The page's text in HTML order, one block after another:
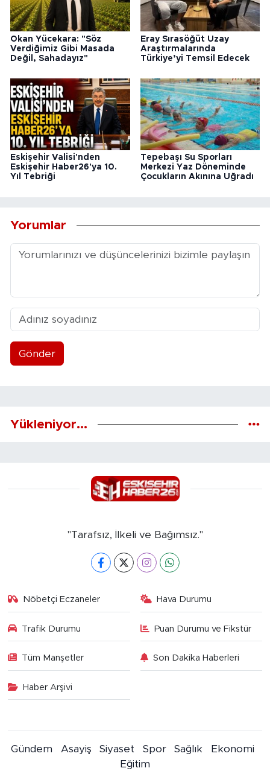
Okan Yücekara: "Söz
Verdiğimiz Gibi Masada
Değil, Sahadayız"
Eray Sırasöğüt Uzay
Araştırmalarında
Türkiye’yi Temsil Edecek
Eskişehir Valisi'nden
Eskişehir Haber26'ya 10.
Yıl Tebriği
Tepebaşı Su Sporları
Merkezi Yaz Döneminde
Çocukların Akınına Uğradı
Yorumlar
Gönder
Yükleniyor...
"Tarafsız, İlkeli ve Bağımsız."
Nöbetçi Eczaneler Hava Durumu
Trafik Durumu Puan Durumu ve Fikstür
Tüm Manşetler Son Dakika Haberleri
Haber Arşivi
Gündem Asayiş Siyaset Spor Sağlık
Ekonomi
Eğitim